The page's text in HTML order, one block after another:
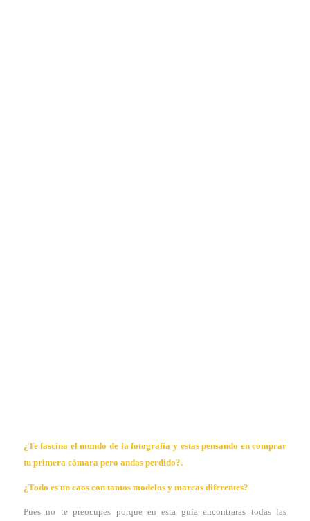
¿Te fascina el mundo de la fotografía y estas pensando en comprar
tu primera cámara pero andas perdido?.
¿Todo es un caos con tantos modelos y marcas diferentes?
Pues no te preocupes porque en esta guía encontraras todas las